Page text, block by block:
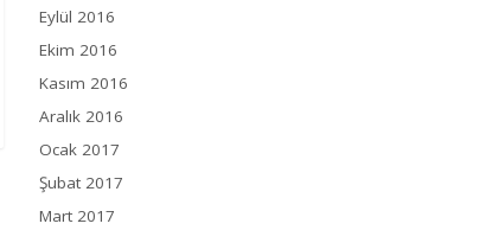
Eylül 2016
Ekim 2016
Kasım 2016
Aralık 2016
Ocak 2017
Şubat 2017
Mart 2017